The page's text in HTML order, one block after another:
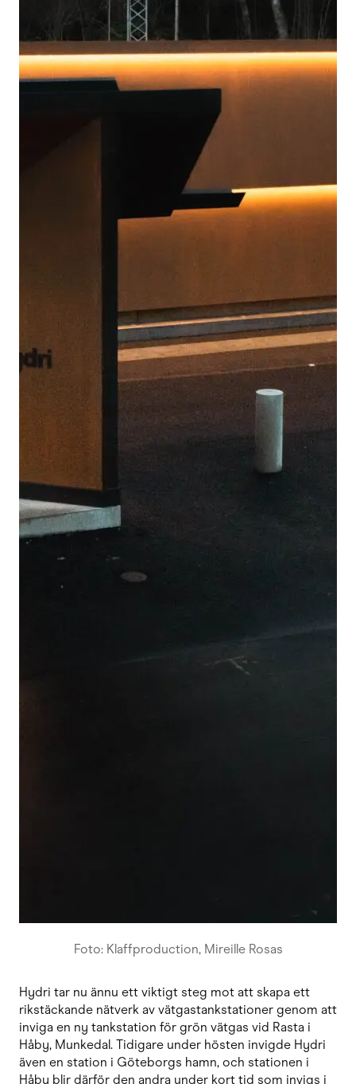
Foto: Klaffproduction, Mireille Rosas
Hydri tar nu ännu ett viktigt steg mot att skapa ett
rikstäckande nätverk av vätgastankstationer genom att
inviga en ny tankstation för grön vätgas vid Rasta i
Håby, Munkedal. Tidigare under hösten invigde Hydri
även en station i Göteborgs hamn, och stationen i
Håby blir därför den andra under kort tid som invigs i